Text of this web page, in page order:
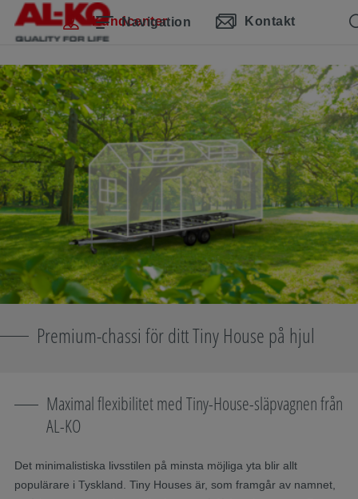
Hoppa över navigering
Hoppa till huvudinnehåll
Hoppa till huvudnavigering
Innehållsförteckning Navigation
Kundcenter Kontakt
Premium-chassi för ditt Tiny House på hjul
Maximal flexibilitet med Tiny-House-släpvagnen från
AL-KO
Det minimalistiska livsstilen på minsta möjliga yta blir allt
populärare i Tyskland. Tiny Houses är, som framgår av namnet,